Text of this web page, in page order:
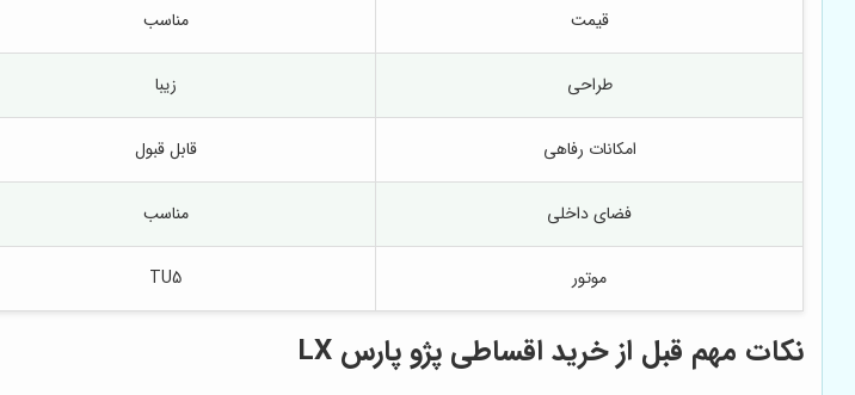
قیمت مناسب
طراحی زیبا
امکانات رفاهی قابل قبول
فضای داخلی مناسب
موتور TU5
نکات مهم قبل از خرید اقساطی پژو پارس LX